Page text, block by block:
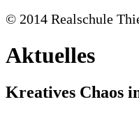
© 2014 Realschule
Aktuelles
Kreatives Chaos